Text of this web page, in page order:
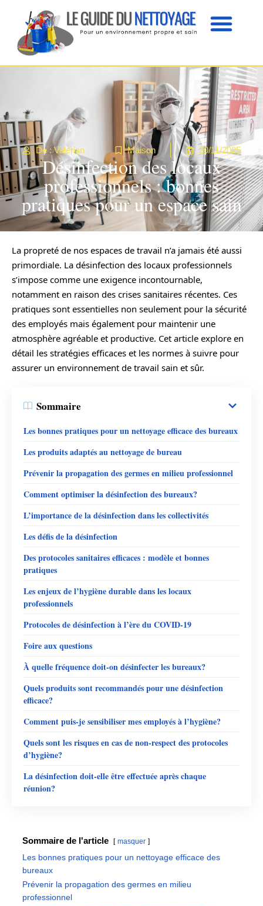
De : Valérian Maison 20/11/2025
Désinfection des locaux
professionnels : bonnes
pratiques pour un espace sain
La propreté de nos espaces de travail n’a jamais été aussi
primordiale. La désinfection des locaux professionnels
s’impose comme une exigence incontournable,
notamment en raison des crises sanitaires récentes. Ces
pratiques sont essentielles non seulement pour la sécurité
des employés mais également pour maintenir une
atmosphère agréable et productive. Cet article explore en
détail les stratégies efficaces et les normes à suivre pour
assurer un environnement de travail sain et sûr.
Sommaire
Les bonnes pratiques pour un nettoyage efficace des bureaux
Les produits adaptés au nettoyage de bureau
Prévenir la propagation des germes en milieu professionnel
Comment optimiser la désinfection des bureaux?
L’importance de la désinfection dans les collectivités
Les défis de la désinfection
Des protocoles sanitaires efficaces : modèle et bonnes
pratiques
Les enjeux de l’hygiène durable dans les locaux
professionnels
Protocoles de désinfection à l’ère du COVID-19
Foire aux questions
À quelle fréquence doit-on désinfecter les bureaux?
Quels produits sont recommandés pour une désinfection
efficace?
Comment puis-je sensibiliser mes employés à l’hygiène?
Quels sont les risques en cas de non-respect des protocoles
d’hygiène?
La désinfection doit-elle être effectuée après chaque
réunion?
Sommaire de l'article masquer
Les bonnes pratiques pour un nettoyage efficace des
bureaux
Prévenir la propagation des germes en milieu
professionnel